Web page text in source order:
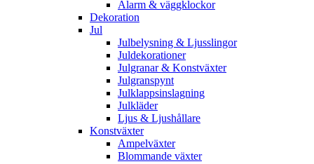
Alarm & väggklockor
Dekoration
Jul
Julbelysning & Ljusslingor
Juldekorationer
Julgranar & Konstväxter
Julgranspynt
Julklappsinslagning
Julkläder
Ljus & Ljushållare
Konstväxter
Ampelväxter
Blommande växter